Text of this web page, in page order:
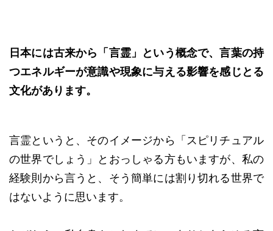
日本には古来から「言霊」という概念で、言葉の持
つエネルギーが意識や現象に与える影響を感じとる
文化があります。
言霊というと、そのイメージから「スピリチュアル
の世界でしょう」とおっしゃる方もいますが、私の
経験則から言うと、そう簡単には割り切れる世界で
はないように思います。